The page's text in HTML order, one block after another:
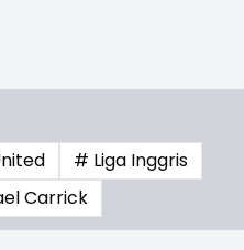
# Liga Inggris
Carrick